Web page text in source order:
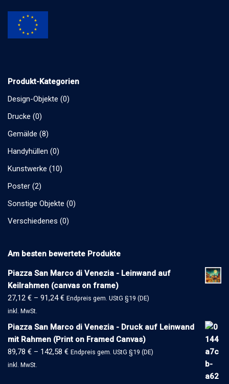
Produkt-Kategorien
Design-Objekte (0)
Drucke (0)
Gemälde (8)
Handyhüllen (0)
Kunstwerke (10)
Poster (2)
Sonstige Objekte (0)
Verschiedenes (0)
Am besten bewertete Produkte
Piazza San Marco di Venezia - Leinwand auf
Keilrahmen (canvas on frame)
27,12 € – 91,24€ Endpreis gem. UStG §19 (DE)
inkl. MwSt.
Piazza San Marco di Venezia - Druck auf Leinwand
mit Rahmen (Print on Framed Canvas)
89,78 € – 142,58 € Endpreis gem. UStG §19 (DE)
inkl. MwSt.